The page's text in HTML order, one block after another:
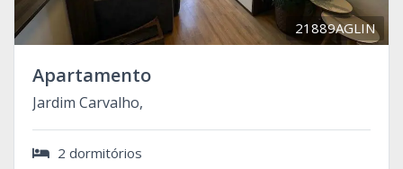
21889AGLIN
Apartamento
Jardim Carvalho,
2 dormitórios